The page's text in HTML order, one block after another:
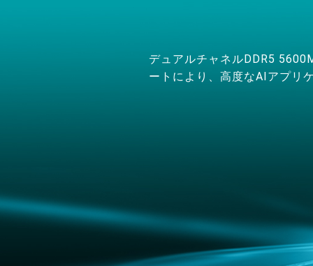
デュアルチャネルDDR5
ートにより、高度なAIアプリ